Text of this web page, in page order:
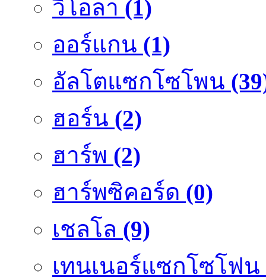
วิโอลา (1)
ออร์แกน (1)
อัลโตแซกโซโพน
ฮอร์น (2)
ฮาร์พ (2)
ฮาร์พซิคอร์ด (0)
เชลโล (9)
เทนเนอร์แซกโซโฟน